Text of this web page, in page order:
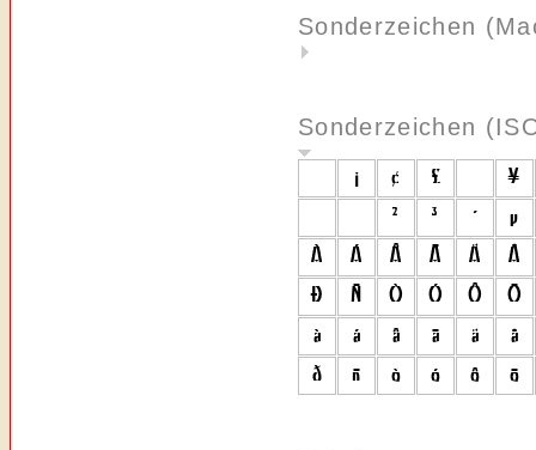
Sonderzeichen
Sonderzeichen